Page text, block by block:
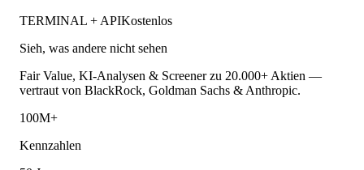
TERMINAL + APIKostenlos
Sieh, was andere nicht sehen
Fair Value, KI-Analysen & Screener zu 20.000+ Aktien —
vertraut von BlackRock, Goldman Sachs & Anthropic.
100M+
Kennzahlen